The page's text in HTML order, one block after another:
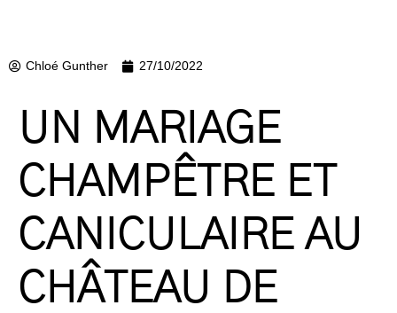
Chloé Gunther 27/10/2022
UN MARIAGE
CHAMPÊTRE ET
CANICULAIRE AU
CHÂTEAU DE